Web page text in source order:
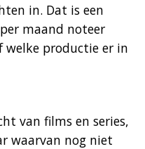
in. Dat is een
maand noteer
productie er in
van films en series,
waarvan nog niet